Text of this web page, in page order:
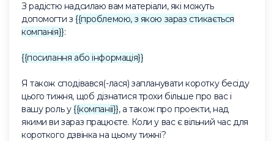
З радістю надсилаю вам матеріали, які можуть
допомогти з {{проблемою, з якою зараз стикається
компанія}}:
{{посилання або інформація}}
Я також сподівався(-лася) запланувати коротку бесіду
цього тижня, щоб дізнатися трохи більше про вас і
вашу роль у{{компанії}}, а також про проекти, над
якими ви зараз працюєте. Коли у вас є вільний час для
короткого дзвінка на цьому тижні?